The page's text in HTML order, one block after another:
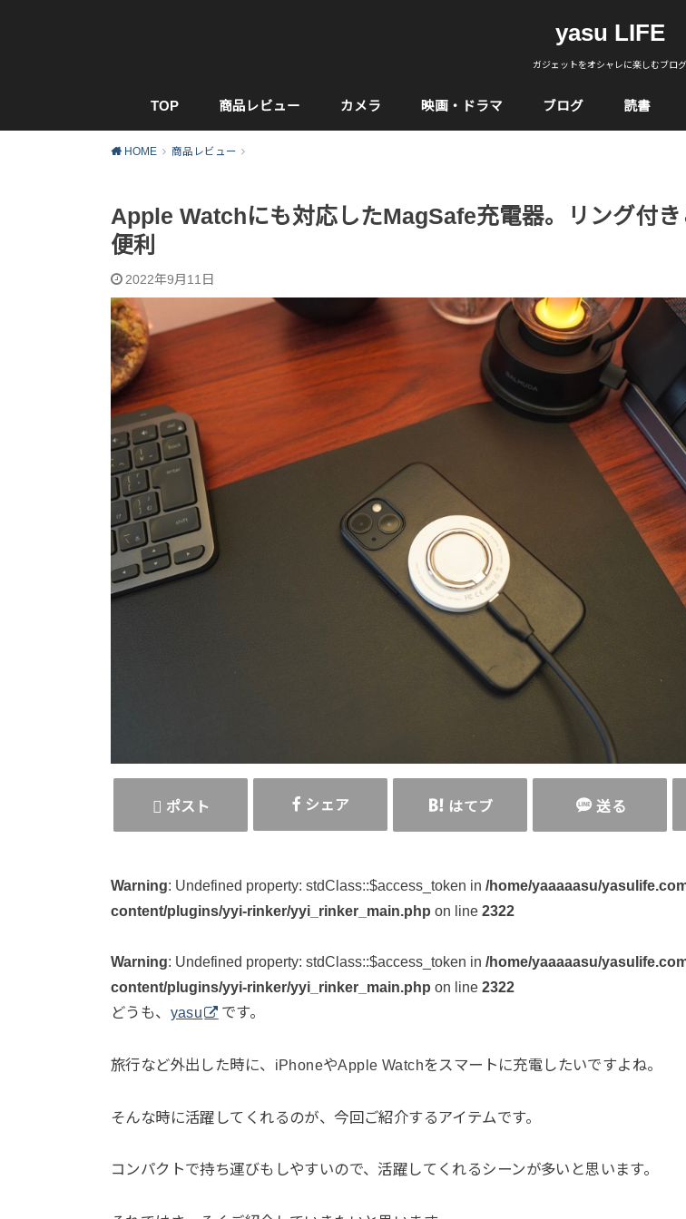
yasu LIFE
ガジェットをオシャレに楽しむブログ
TOP 商品レビュー カメラ 映画・ドラマ ブログ 読書
HOME 商品レビュー
Apple Watchにも対応したMagSafe充電器。リング付き
便利
2022年9月11日
ポスト シェア はてブ 送る
Warning: Undefined property: stdClass::$access_token in /home/yaaaaasu/
content/plugins/yyi-rinker/yyi_rinker_main.php on line 2322
Warning: Undefined property: stdClass::$access_token in /home/yaaaaasu/
content/plugins/yyi-rinker/yyi_rinker_main.php on line 2322
どうも、 yasu です。
旅行など外出した時に、iPhoneやApple Watchをスマートに充電したいですよね。
そんな時に活躍してくれるのが、今回ご紹介するアイテムです。
コンパクトで持ち運びもしやすいので、活躍してくれるシーンが多いと思います。